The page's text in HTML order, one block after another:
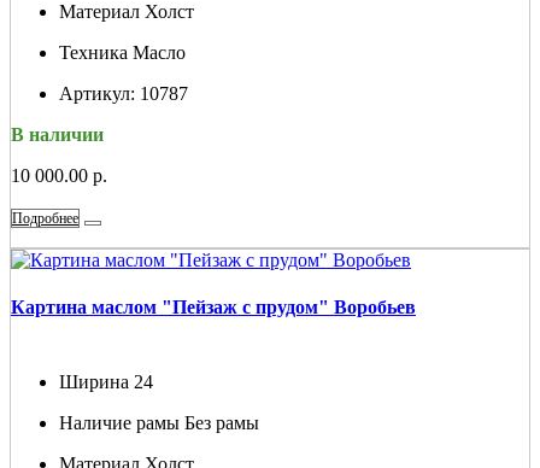
Материал Холст
Техника Масло
Артикул: 10787
В наличии
10 000.00 р.
Подробнее
Картина маслом "Пейзаж с прудом" Воробьев
Ширина 24
Наличие рамы Без рамы
Материал Холст